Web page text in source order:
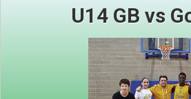
U14 GB vs